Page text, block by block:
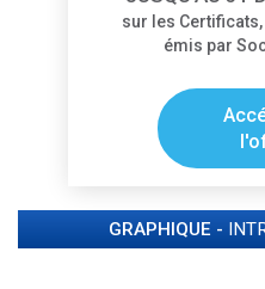
sur les
émis par
GRAPHIQUE -